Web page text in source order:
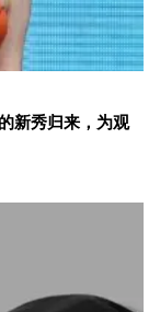
新秀归来，为观